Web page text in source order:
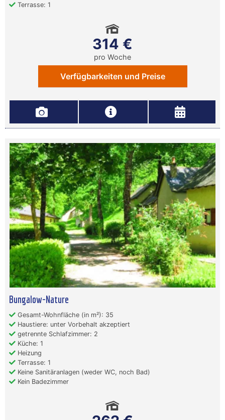
Terrasse: 1
314 €
pro Woche
Verfügbarkeiten und Preise
Bungalow-Nature
Gesamt-Wohnfläche (in m²): 35
Haustiere: unter Vorbehalt akzeptiert
getrennte Schlafzimmer: 2
Küche: 1
Heizung
Terrasse: 1
Keine Sanitäranlagen (weder WC, noch Bad)
Kein Badezimmer